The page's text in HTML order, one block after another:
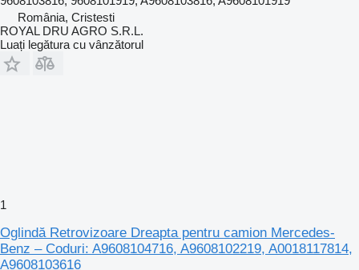
România, Cristesti
ROYAL DRU AGRO S.R.L.
Luați legătura cu vânzătorul
1
Oglindă Retrovizoare Dreapta pentru camion Mercedes-
Benz – Coduri: A9608104716, A9608102219, A0018117814,
A9608103616